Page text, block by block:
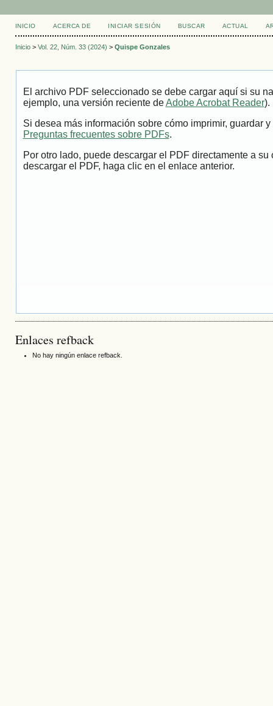
INICIO ACERCA DE INICIAR SESIÓN BUSCAR ACTUAL
Inicio> Vol. 22, Núm. 33 (2024) > Quispe Gonzales
El archivo PDF seleccionado se debe cargar aquí si su
ejemplo, una versión reciente deAdobe Acrobat Reader).
Si desea más información sobre cómo imprimir, guardar
Preguntas frecuentes sobre PDFs.
Por otro lado, puede descargar el PDF directamente a
descargar el PDF, haga clic en el enlace anterior.
Enlaces refback
No hay ningún enlace refback.